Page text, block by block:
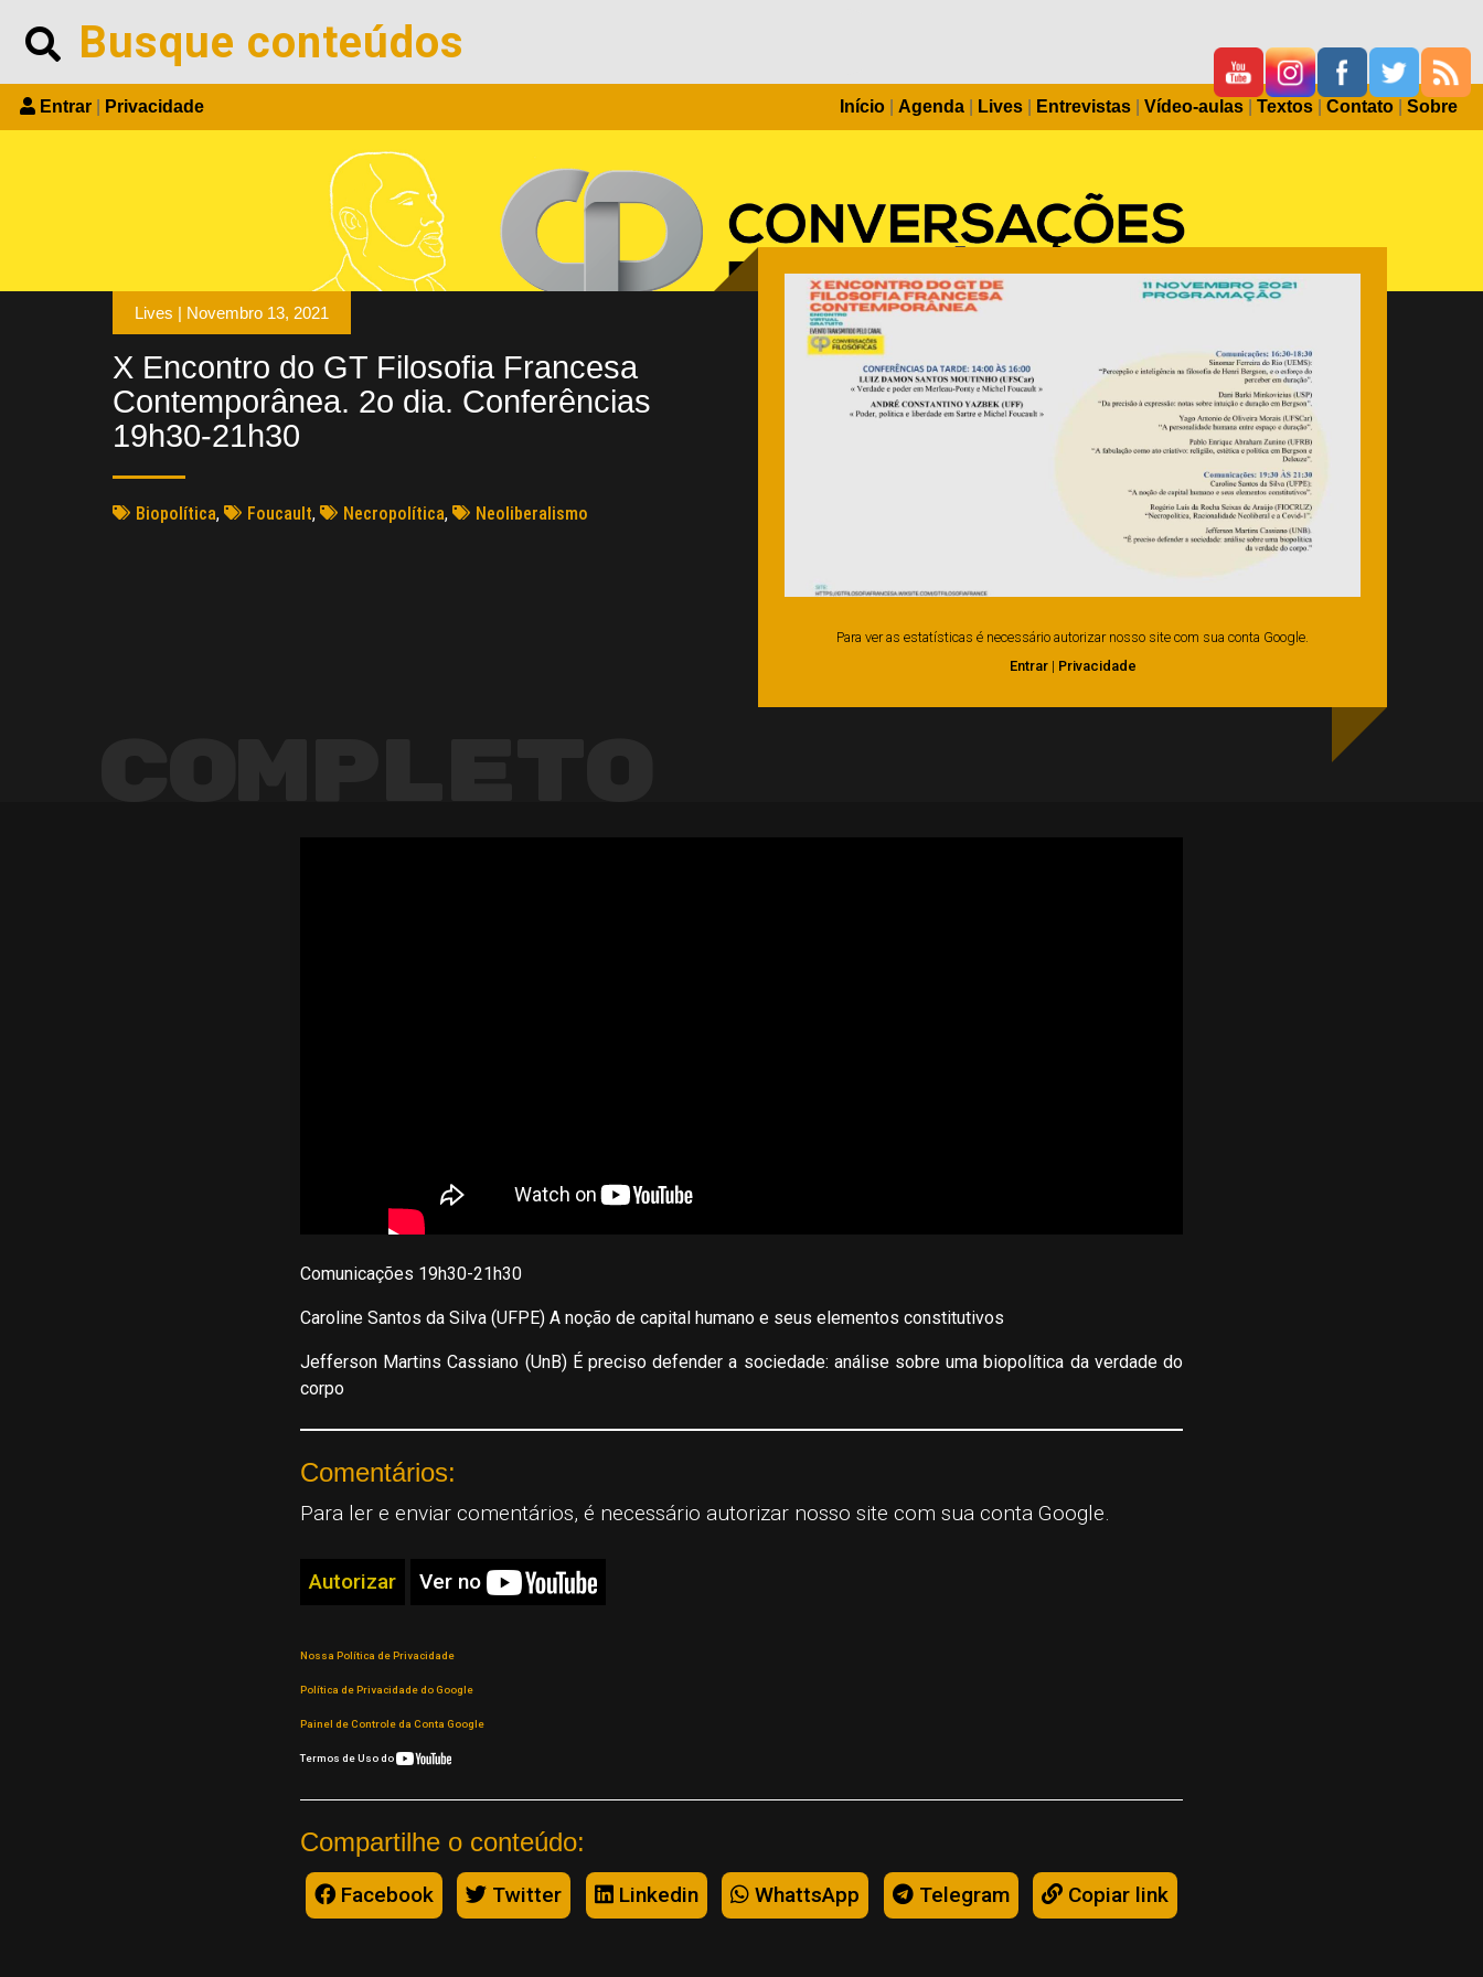
Início Agenda Lives Entrevistas Vídeo-aulas Textos Contato Sobre
Entrar Privacidade
Lives | Novembro 13, 2021
X Encontro do GT Filosofia Francesa
Contemporânea. 2o dia. Conferências
19h30-21h30
Biopolítica, Foucault, Necropolítica, Neoliberalismo
Para ver as estatísticas é necessário autorizar nosso site com sua conta Google.
Entrar| Privacidade
Comunicações 19h30-21h30
Caroline Santos da Silva (UFPE) A noção de capital humano e seus elementos constitutivos
Jefferson Martins Cassiano (UnB) É preciso defender a sociedade: análise sobre uma biopolítica da verdade do
corpo
Comentários:
Para ler e enviar comentários, é necessário autorizar nosso site com sua conta Google.
Autorizar Ver no
Nossa Política de Privacidade
Política de Privacidade do Google
Painel de Controle da Conta Google
Termos de Uso do
Compartilhe o conteúdo:
Facebook Twitter Linkedin WhattsApp Telegram Copiar link